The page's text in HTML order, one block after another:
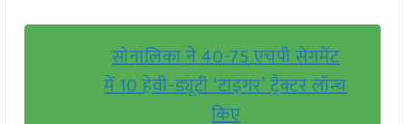
सोनालिका ने 40-75 एचपी सेगमेंट
में 10 हेवी-ड्यूटी ‘टाइगर’ ट्रैक्टर लॉन्च
किए